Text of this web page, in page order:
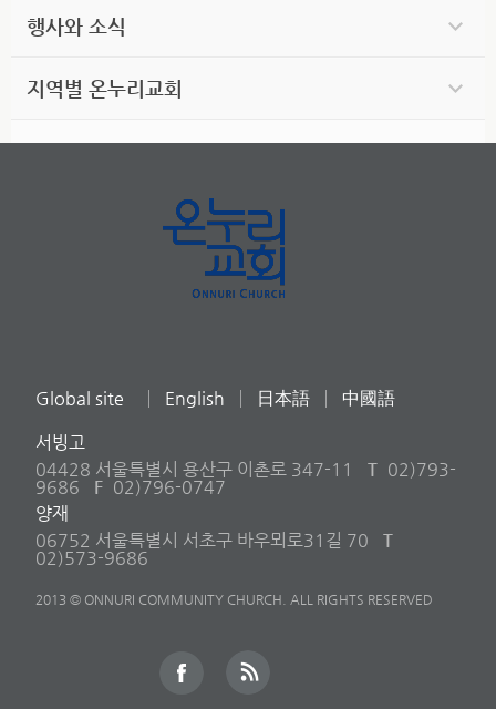
행사와 소식
지역별 온누리교회
Global site English 日本語 中國語
서빙고
04428 서울특별시 용산구 이촌로 347-11
T 02)793-
9686
F 02)796-0747
양재
06752 서울특별시 서초구 바우뫼로31길 70
T
02)573-9686
2013 © ONNURI COMMUNITY CHURCH. ALL RIGHTS RESERVED